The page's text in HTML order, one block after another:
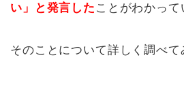
い」と発言した ことがわかって
そのことについて詳しく調べて